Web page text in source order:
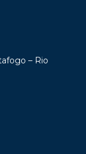
– Rio